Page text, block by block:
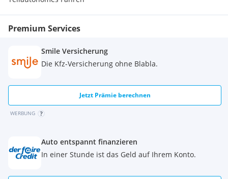
Premium Services
Smile Versicherung
Die Kfz-Versicherung ohne Blabla.
Jetzt Prämie berechnen
WERBUNG
Auto entspannt finanzieren
In einer Stunde ist das Geld auf Ihrem Konto.